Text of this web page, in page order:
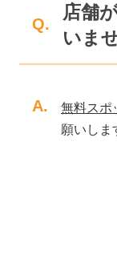
Q.
店舗
いま
A. 無料スポ
願いしま